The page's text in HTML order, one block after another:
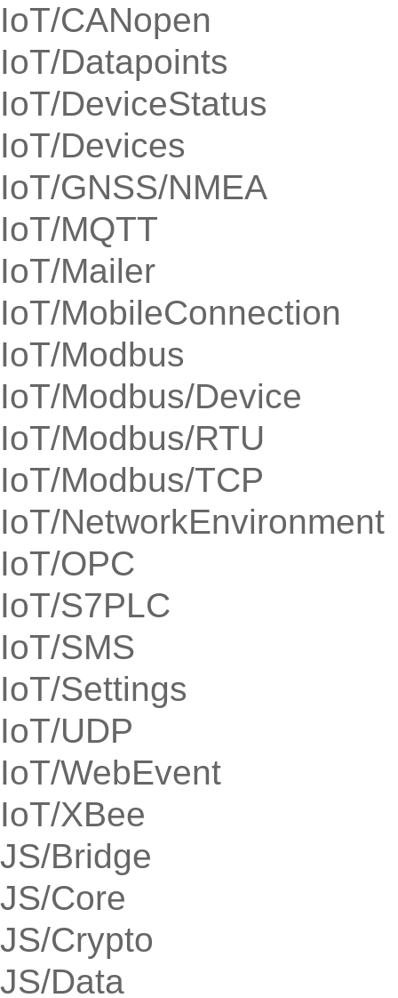
IoT/CANopen
IoT/Datapoints
IoT/DeviceStatus
IoT/Devices
IoT/GNSS/NMEA
IoT/MQTT
IoT/Mailer
IoT/MobileConnection
IoT/Modbus
IoT/Modbus/Device
IoT/Modbus/RTU
IoT/Modbus/TCP
IoT/NetworkEnvironment
IoT/OPC
IoT/S7PLC
IoT/SMS
IoT/Settings
IoT/UDP
IoT/WebEvent
IoT/XBee
JS/Bridge
JS/Core
JS/Crypto
JS/Data